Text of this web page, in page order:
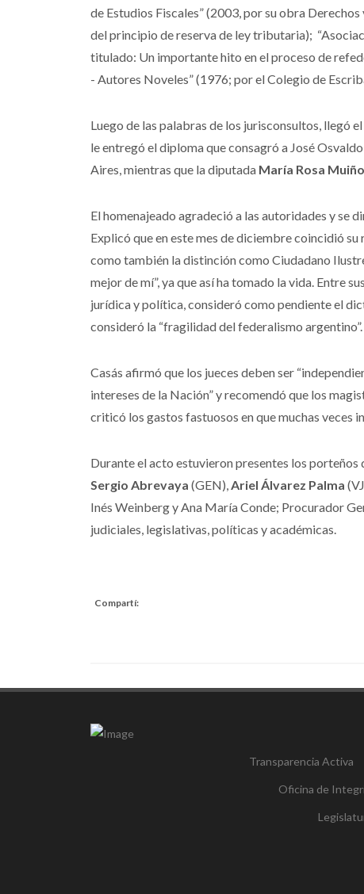
de Estudios Fiscales” (2003, por su obra
del principio de reserva de ley tributaria);
titulado: Un importante hito en el proceso de
- Autores Noveles” (1976; por el Colegio de
Luego de las palabras de los jurisconsultos, llegó
le entregó el diploma que consagró a José
Aires, mientras que la diputada María Rosa
El homenajeado agradeció a las autoridades y se
Explicó que en este mes de diciembre coincidió
como también la distinción como Ciudadano
mejor de mí”, ya que así ha tomado la vida. Entre
jurídica y política, consideró como pendiente el
consideró la “fragilidad del federalismo argentino”.
Casás afirmó que los jueces deben ser
intereses de la Nación” y recomendó que los
criticó los gastos fastuosos en que muchas veces
Durante el acto estuvieron presentes los porteños
Sergio Abrevaya (GEN),Ariel Álvarez Palma
Inés Weinberg y Ana María Conde; Procurador
judiciales, legislativas, políticas y académicas.
Compartí:
Transparencia Activa
Oficina de